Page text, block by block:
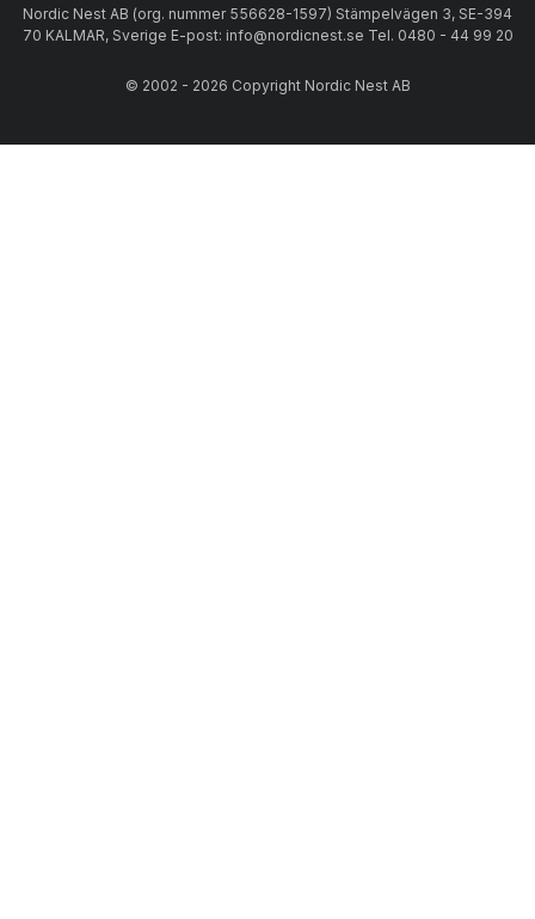
Nordic Nest AB (org. nummer 556628-1597) Stämpelvägen 3, SE-394
70 KALMAR, Sverige E-post: info@nordicnest.se Tel. 0480 - 44 99 20
© 2002 - 2026 Copyright Nordic Nest AB